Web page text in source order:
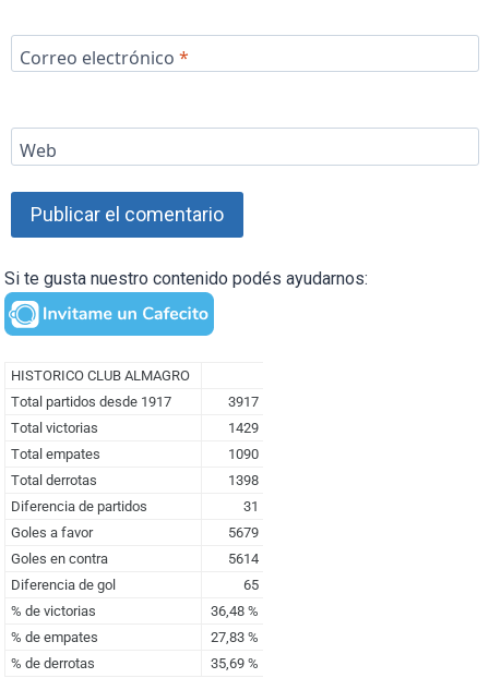
Correo electrónico *
Web
Si te gusta nuestro contenido podés ayudarnos: